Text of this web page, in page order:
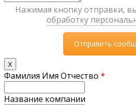
Нажимая кнопку отправки,
обработку
X
Фамилия Имя Отчество *
Название компании